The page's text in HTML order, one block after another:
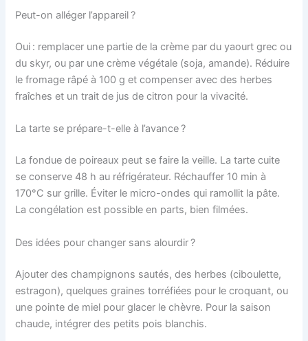
Peut-on alléger l’appareil ?
Oui : remplacer une partie de la crème par du yaourt grec ou
du skyr, ou par une crème végétale (soja, amande). Réduire
le fromage râpé à 100 g et compenser avec des herbes
fraîches et un trait de jus de citron pour la vivacité.
La tarte se prépare-t-elle à l’avance ?
La fondue de poireaux peut se faire la veille. La tarte cuite
se conserve 48 h au réfrigérateur. Réchauffer 10 min à
170°C sur grille. Éviter le micro-ondes qui ramollit la pâte.
La congélation est possible en parts, bien filmées.
Des idées pour changer sans alourdir ?
Ajouter des champignons sautés, des herbes (ciboulette,
estragon), quelques graines torréfiées pour le croquant, ou
une pointe de miel pour glacer le chèvre. Pour la saison
chaude, intégrer des petits pois blanchis.